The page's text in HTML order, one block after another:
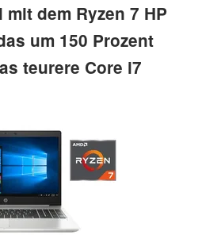
dem Ryzen 7 HP
um 150 Prozent
teurere Core i7